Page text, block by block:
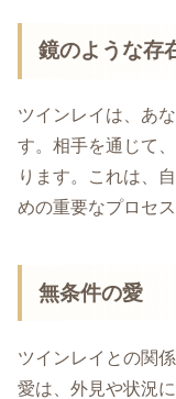
鏡のような存
ツインレイは、あ
す。相手を通じて
ります。これは、
めの重要なプロセス
無条件の愛
ツインレイとの関
愛は、外見や状況